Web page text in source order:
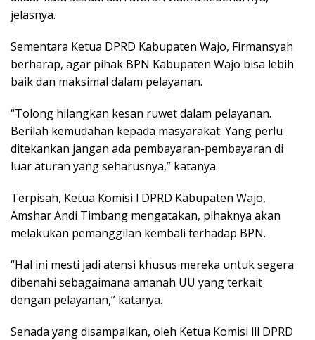
jelasnya.
Sementara Ketua DPRD Kabupaten Wajo, Firmansyah
berharap, agar pihak BPN Kabupaten Wajo bisa lebih
baik dan maksimal dalam pelayanan.
“Tolong hilangkan kesan ruwet dalam pelayanan.
Berilah kemudahan kepada masyarakat. Yang perlu
ditekankan jangan ada pembayaran-pembayaran di
luar aturan yang seharusnya,” katanya.
Terpisah, Ketua Komisi l DPRD Kabupaten Wajo,
Amshar Andi Timbang mengatakan, pihaknya akan
melakukan pemanggilan kembali terhadap BPN.
“Hal ini mesti jadi atensi khusus mereka untuk segera
dibenahi sebagaimana amanah UU yang terkait
dengan pelayanan,” katanya.
Senada yang disampaikan, oleh Ketua Komisi lll DPRD